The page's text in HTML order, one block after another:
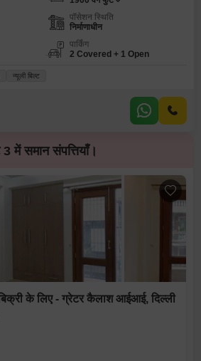
पॉसेशन स्थिति
निर्माणाधीन
पार्किंग
2 Covered + 1 Open
न्यूली बिल्ट
में समान संपत्तियाँ।
के लिए - ग्रेटर कैलाश आईआई, दिल्ली